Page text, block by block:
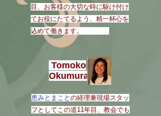
目、お客様の大切な時に駆け付け
てお役にたてるよう、​精一杯心を
込めて働きます。
Tomoko
Okumura
恵みとまこと の経理兼現場​スタッ
フとしてこの道11年目、教会でも